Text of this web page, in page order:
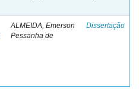
ALMEIDA, Emerson
Pessanha de
Dissertação